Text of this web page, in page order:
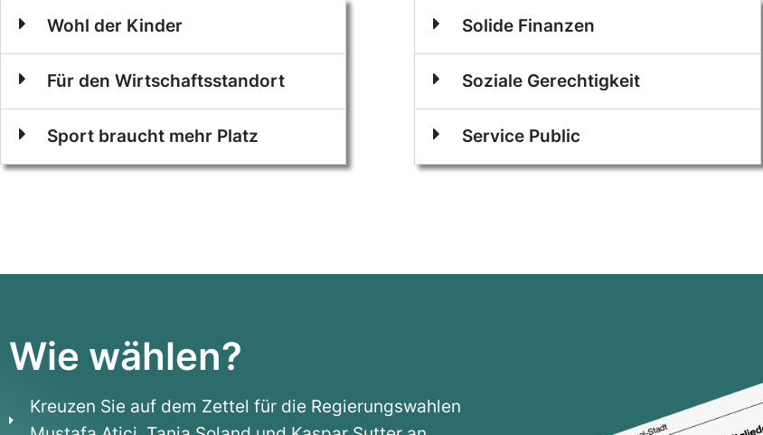
Wohl der Kinder
Für den Wirtschaftsstandort
Sport braucht mehr Platz
Solide Finanzen
Soziale Gerechtigkeit
Service Public
Wie wählen?
Kreuzen Sie auf dem Zettel für die Regierungswahlen